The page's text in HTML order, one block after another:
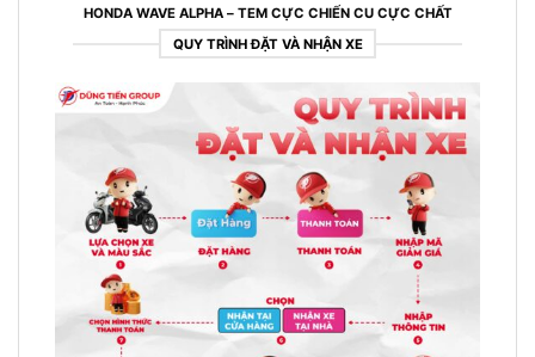
HONDA WAVE ALPHA – TEM CỰC CHIẾN CU CỰC CHẤT
QUY TRÌNH ĐẶT VÀ NHẬN XE